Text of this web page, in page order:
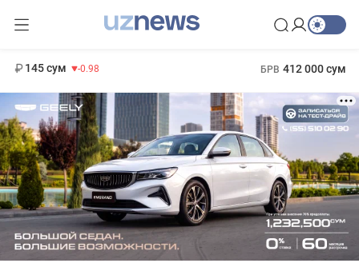
145 сум -0.98 БРВ 412 000 сум